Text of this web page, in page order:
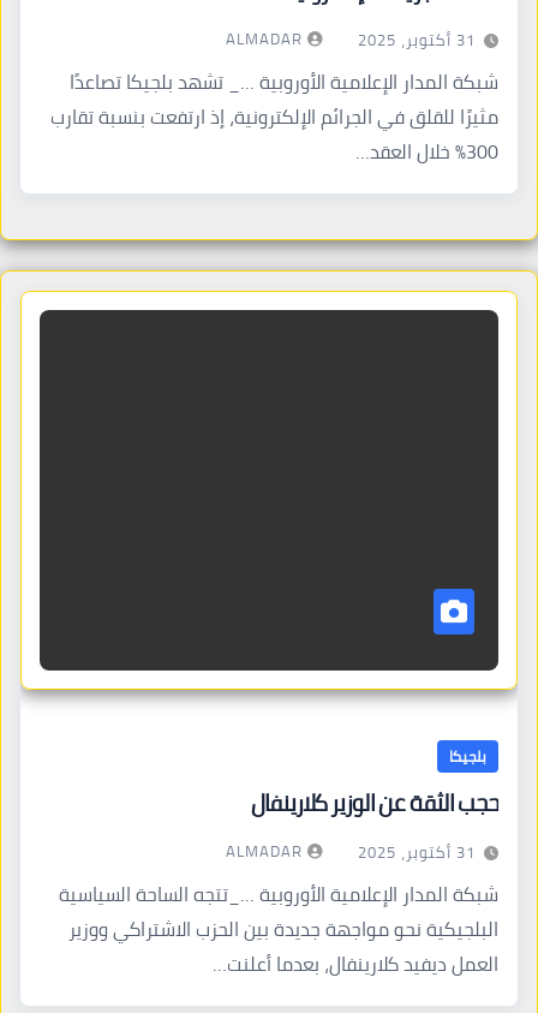
31 أكتوبر، 2025 ALMADAR
شبكة المدار الإعلامية الأوروبية …_ تشهد بلجيكا تصاعدًا
مثيرًا للقلق في الجرائم الإلكترونية، إذ ارتفعت بنسبة تقارب
300% خلال العقد…
بلجيكا
حجب الثقة عن الوزير كلارينفال
31 أكتوبر، 2025 ALMADAR
شبكة المدار الإعلامية الأوروبية …_تتجه الساحة السياسية
البلجيكية نحو مواجهة جديدة بين الحزب الاشتراكي ووزير
العمل ديفيد كلارينفال، بعدما أعلنت…